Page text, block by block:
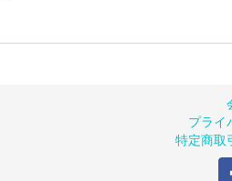
プライ
特定商取